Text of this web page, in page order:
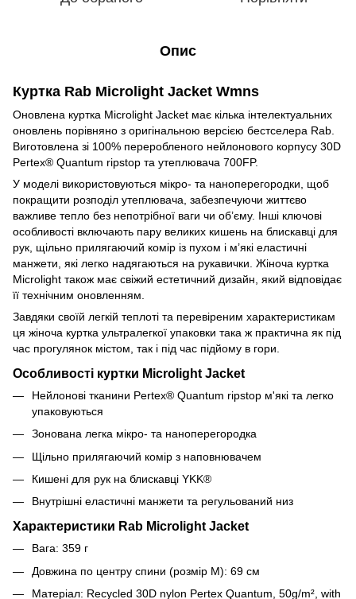
Опис
Куртка Rab Microlight Jacket Wmns
Оновлена ​​куртка Microlight Jacket має кілька інтелектуальних
оновлень порівняно з оригінальною версією бестселера Rab.
Виготовлена зі 100% переробленого нейлонового корпусу 30D
Pertex® Quantum ripstop та утеплювача 700FP.
У моделі використовуються мікро- та наноперегородки, щоб
покращити розподіл утеплювача, забезпечуючи життєво
важливе тепло без непотрібної ваги чи об’єму. Інші ключові
особливості включають пару великих кишень на блискавці для
рук, щільно прилягаючий комір із пухом і м’які еластичні
манжети, які легко надягаються на рукавички. Жіноча куртка
Microlight також має свіжий естетичний дизайн, який відповідає
її технічним оновленням.
Завдяки своїй легкій теплоті та перевіреним характеристикам
ця жіноча куртка ультралегкої упаковки така ж практична як під
час прогулянок містом, так і під час підйому в гори.
Особливості куртки Microlight Jacket
Нейлонові тканини Pertex® Quantum ripstop м'які та легко
упаковуються
Зонована легка мікро- та наноперегородка
Щільно прилягаючий комір з наповнювачем
Кишені для рук на блискавці YKK®
Внутрішні еластичні манжети та регульований низ
Характеристики Rab Microlight Jacket
Вага: 359 г
Довжина по центру спини (розмір M): 69 см
Матеріал: Recycled 30D nylon Pertex Quantum, 50g/m², with